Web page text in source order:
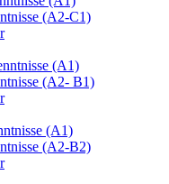
(A2-C1)
(A1)
(A2- B1)
(A1)
(A2-B2)